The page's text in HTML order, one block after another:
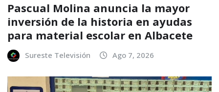
Pascual Molina anuncia la mayor
inversión de la historia en ayudas
para material escolar en Albacete
Sureste Televisión Ago 7, 2026